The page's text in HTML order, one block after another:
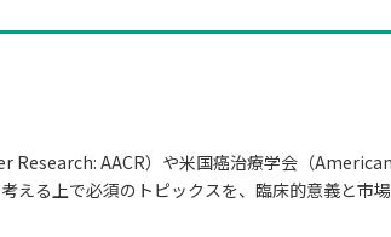
AACR）や米国癌治療学会（
える上で必須のトピックスを、臨床的意義と